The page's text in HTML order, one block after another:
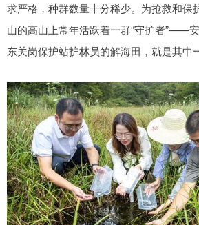
求严格，种群数量十分稀少。为抢救和保
山的高山上常年活跃着一群“守护者”——
东关岗保护站护林员的解海田，就是其中